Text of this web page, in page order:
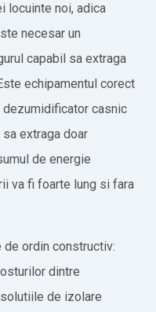
locuinte noi, adica
necesar un
capabil sa extraga
echipamentul corect
dezumidificator casnic
extraga doar
de energie
va fi foarte lung si fara
ordin constructiv:
dintre
de izolare